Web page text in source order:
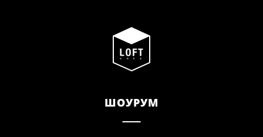
ШОУРУМ